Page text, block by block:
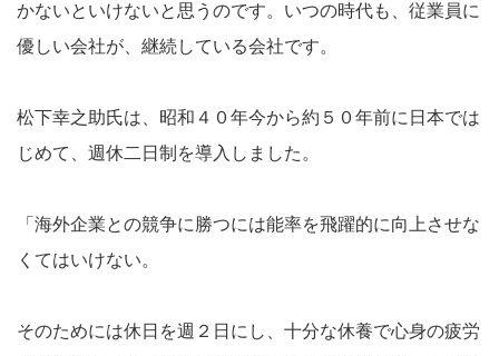
かないといけないと思うのです。いつの時代も、従業員に
優しい会社が、継続している会社です。
松下幸之助氏は、昭和４０年今から約５０年前に日本では
じめて、週休二日制を導入しました。
「海外企業との競争に勝つには能率を飛躍的に向上させな
くてはいけない。
そのためには休日を週２日にし、十分な休養で心身の疲労